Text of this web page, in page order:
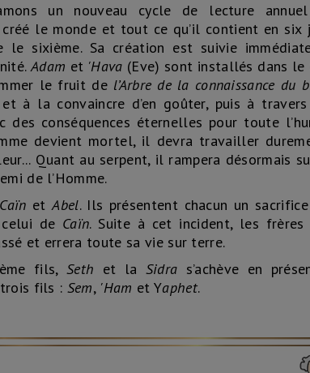
un nouveau cycle de lecture
créé le monde et tout ce qu’il contient en
le sixième. Sa création est suivie
Adam et 'Hava (Eve) sont installés dans le
le fruit de l’Arbre de la connaissance du
et à la convaincre d’en goûter, puis à
des conséquences éternelles pour toute
devient mortel, il devra travailler
Quant au serpent, il rampera désormais
de l’Homme.
Caïn etAbel. Ils présentent chacun un
de Caïn. Suite à cet incident, les
et errera toute sa vie sur terre.
fils,Seth et la Sidra s’achève en
trois fils : Sem, 'Ham et Yaphet.